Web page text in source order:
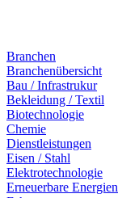
Branchen
Branchenübersicht
Bau / Infrastrukur
Bekleidung / Textil
Biotechnologie
Chemie
Dienstleistungen
Eisen / Stahl
Elektrotechnologie
Erneuerbare Energien